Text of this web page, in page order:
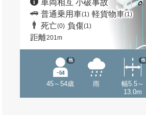
車両相互 小破事故
普通乗用車(1) 軽貨物車(1)
死亡(0) 負傷(1)
距離201m
45～54歳
他
雨
幅5.5～
13.0m
他